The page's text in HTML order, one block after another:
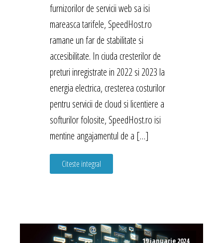
furnizorilor de servicii web sa isi
mareasca tarifele, SpeedHost.ro
ramane un far de stabilitate si
accesibilitate. In ciuda cresterilor de
preturi inregistrate in 2022 si 2023 la
energia electrica, cresterea costurilor
pentru servicii de cloud si licentiere a
softurilor folosite, SpeedHost.ro isi
mentine angajamentul de a […]
Citeste integral
19 ianuarie 2024